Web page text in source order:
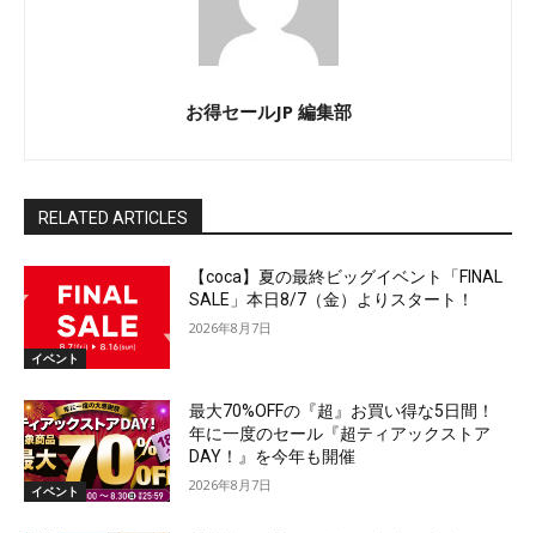
お得セールJP 編集部
RELATED ARTICLES
イベント
【coca】夏の最終ビッグイベント「FINAL
SALE」本日8/7（金）よりスタート！
2026年8月7日
イベント
最大70%OFFの『超』お買い得な5日間！
年に一度のセール『超ティアックストア
DAY！』を今年も開催
2026年8月7日